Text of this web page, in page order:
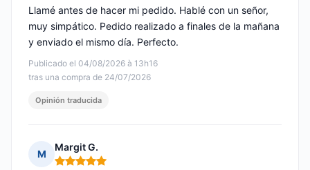
Publicado el 04/08/2026 à 13h16
tras una compra de 24/07/2026
Llamé antes de hacer mi pedido. Hablé con un señor,
muy simpático. Pedido realizado a finales de la mañana
y enviado el mismo día. Perfecto.
Opinión traducida
M
Margit G.
Nota: 5 de 5